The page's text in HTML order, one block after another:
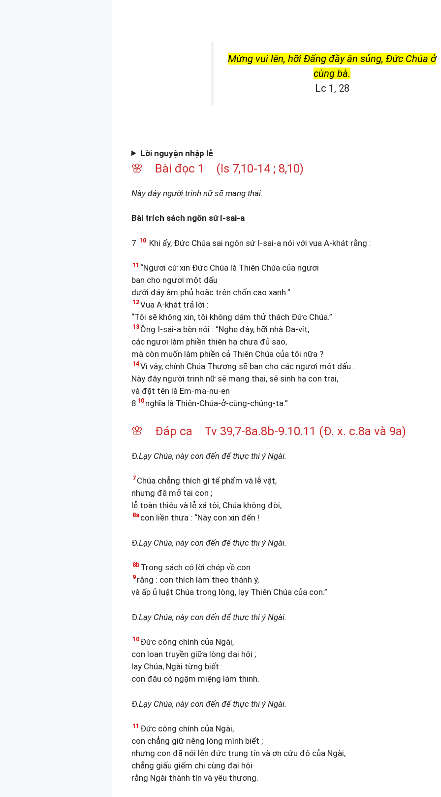
Mừng vui lên, hỡi Đấng đầy ân sủng, Đức Chúa ở
cùng bà.
Lc 1, 28
Lời nguyện nhập lễ
🌸 Bài đọc 1 (Is 7,10-14 ; 8,10)
Này đây người trinh nữ sẽ mang thai.
Bài trích sách ngôn sứ I-sai-a
7 10 Khi ấy, Đức Chúa sai ngôn sứ I-sai-a nói với vua A-khát rằng :
11 “Ngươi cứ xin Đức Chúa là Thiên Chúa của ngươi
ban cho ngươi một dấu
dưới đáy âm phủ hoặc trên chốn cao xanh.”
12Vua A-khát trả lời :
“Tôi sẽ không xin, tôi không dám thử thách Đức Chúa.”
13 Ông I-sai-a bèn nói : “Nghe đây, hỡi nhà Đa-vít,
các ngươi làm phiền thiên hạ chưa đủ sao,
mà còn muốn làm phiền cả Thiên Chúa của tôi nữa ?
14Vì vậy, chính Chúa Thượng sẽ ban cho các ngươi một dấu :
Này đây người trinh nữ sẽ mang thai, sẽ sinh hạ con trai,
và đặt tên là Em-ma-nu-en
8 10 nghĩa là Thiên-Chúa-ở-cùng-chúng-ta.”
🌸 Đáp ca Tv 39,7-8a.8b-9.10.11 (Đ. x. c.8a và 9a)
Đ.Lạy Chúa, này con đến để thực thi ý Ngài.
7 Chúa chẳng thích gì tế phẩm và lễ vật,
nhưng đã mở tai con ;
lễ toàn thiêu và lễ xá tội, Chúa không đòi,
8a con liền thưa : “Này con xin đến !
Đ.Lạy Chúa, này con đến để thực thi ý Ngài.
8b Trong sách có lời chép về con
9 rằng : con thích làm theo thánh ý,
và ấp ủ luật Chúa trong lòng, lạy Thiên Chúa của con.”
Đ.Lạy Chúa, này con đến để thực thi ý Ngài.
10 Đức công chính của Ngài,
con loan truyền giữa lòng đại hội ;
lạy Chúa, Ngài từng biết :
con đâu có ngậm miệng làm thinh.
Đ.Lạy Chúa, này con đến để thực thi ý Ngài.
11 Đức công chính của Ngài,
con chẳng giữ riêng lòng mình biết ;
nhưng con đã nói lên đức trung tín và ơn cứu độ của Ngài,
chẳng giấu giếm chi cùng đại hội
rằng Ngài thành tín và yêu thương.